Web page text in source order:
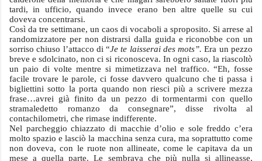
tardi, in ufficio, quando invece erano ben altre quelle su cui
doveva concentrarsi.
Così da tre settimane, un caos di vocaboli a sproposito. Si arrese al
randomizzatore per non distrarsi dalla guida e riconobbe con un
sorriso chiuso l’attacco di “Je te laisserai des mots”. Era un pezzo
breve e sdolcinato, non ci si riconosceva. In ogni caso, la riascoltò
un paio di volte mentre si mimetizzava nel traffico. “Eh, fosse
facile trovare le parole, ci fosse davvero qualcuno che ti passa i
bigliettini sotto la porta quando non riesci più a scrivere mezza
frase…avrei già finito da un pezzo di tormentarmi con quello
stramaledetto romanzo da consegnare”, disse rivolta al
contachilometri, che rimase indifferente.
Nel parcheggio chiazzato di macchie d’olio e sole freddo c’era
molto spazio e lasciò la macchina senza cura, ma soprattutto come
non doveva, con le ruote non allineate, come le capitava da un
mese a quella parte. Le sembrava che più nulla si allineasse,